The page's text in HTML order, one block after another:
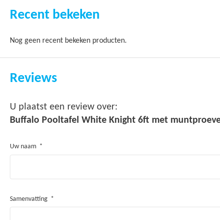
Recent bekeken
Nog geen recent bekeken producten.
Reviews
U plaatst een review over:
Buffalo Pooltafel White Knight 6ft met
Uw naam
Samenvatting